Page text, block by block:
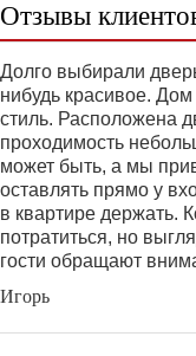
Отзывы
Долго выбирали
нибудь красивое.
стиль. Расположена
проходимость
может быть, а мы
оставлять прямо у
в квартире держать.
потратиться, но
гости обращают
Игорь